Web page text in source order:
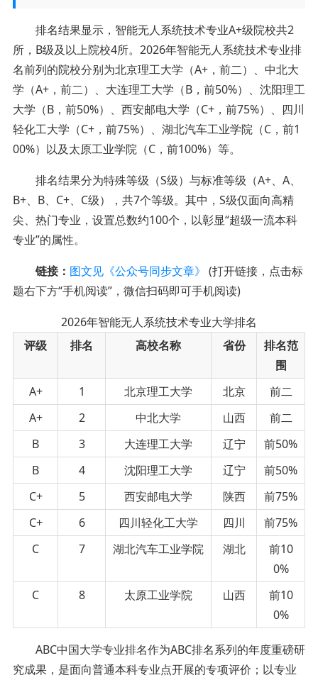
排名结果显示，智能无人系统技术专业A+级院校共2
所，B级及以上院校4所。2026年智能无人系统技术专业排
名前列的院校分别为北京理工大学（A+，前二）、中北大
学（A+，前二）、大连理工大学（B，前50%）、沈阳理工
大学（B，前50%）、西安邮电大学（C+，前75%）、四川
轻化工大学（C+，前75%）、湖北汽车工业学院（C，前1
00%）以及太原工业学院（C，前100%）等。
排名结果分为特殊等级（S级）与标准等级（A+、A、
B+、B、C+、C级），共7个等级。其中，S级仅面向高精
尖、热门专业，设置总数约100个，以彰显“超级一流本科
专业”的属性。
链接： 图文见《公众号同步文章》 (打开链接，点击标
题右下方“手机阅读”，微信扫码即可手机阅读)
2026年智能无人系统技术专业大学排名
评级
排名 高校名称 省份
排名范
围
A+
1 北京理工大学 北京
前二
A+
2 中北大学 山西
前二
B
3 大连理工大学 辽宁
前50%
B
4 沈阳理工大学 辽宁
前50%
C+
5 西安邮电大学 陕西
前75%
C+
6 四川轻化工大学 四川
前75%
C
7 湖北汽车工业学院 湖北
前10
0%
C
8 太原工业学院 山西
前10
0%
ABC中国大学专业排名作为ABC排名系列的年度重磅研
究成果，是面向普通本科专业点开展的专项评价；以专业